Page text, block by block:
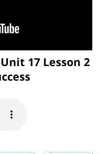
17 Lesson 2